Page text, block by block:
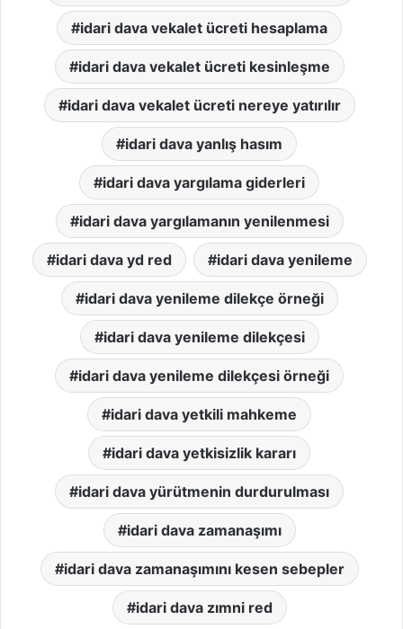
idari dava vekalet ücreti hesaplama
idari dava vekalet ücreti kesinleşme
idari dava vekalet ücreti nereye yatırılır
idari dava yanlış hasım
idari dava yargılama giderleri
idari dava yargılamanın yenilenmesi
idari dava yd red idari dava yenileme
idari dava yenileme dilekçe örneği
idari dava yenileme dilekçesi
idari dava yenileme dilekçesi örneği
idari dava yetkili mahkeme
idari dava yetkisizlik kararı
idari dava yürütmenin durdurulması
idari dava zamanaşımı
idari dava zamanaşımını kesen sebepler
idari dava zımni red